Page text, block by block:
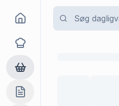
Goma
Opskrifter
Dagligvarer
Indkøbslisten